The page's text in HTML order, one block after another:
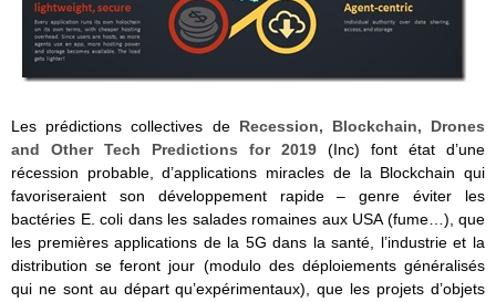
Les prédictions collectives de Recession, Blockchain, Drones
and Other Tech Predictions for 2019 (Inc) font état d’une
récession probable, d’applications miracles de la Blockchain qui
favoriseraient son développement rapide – genre éviter les
bactéries E. coli dans les salades romaines aux USA (fume…), que
les premières applications de la 5G dans la santé, l’industrie et la
distribution se feront jour (modulo des déploiements généralisés
qui ne sont au départ qu’expérimentaux), que les projets d’objets